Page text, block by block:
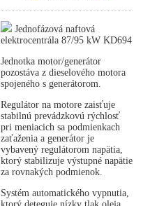
Jednofázová naftová
elektrocentrála 87/95 kW KD694
Jednotka motor/generátor
pozostáva z dieselového motora
spojeného s generátorom.
Regulátor na motore zaisťuje
stabilnú prevádzkovú rýchlosť
pri meniacich sa podmienkach
zaťaženia a generátor je
vybavený regulátorom napätia,
ktorý stabilizuje výstupné napätie
za rovnakých podmienok.
Systém automatického vypnutia,